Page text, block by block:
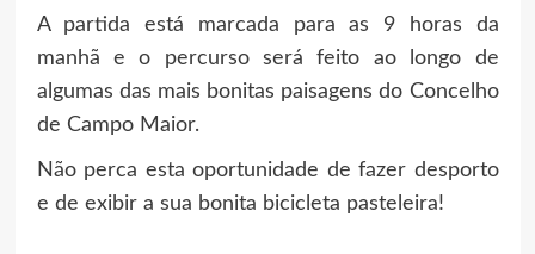
A partida está marcada para as 9 horas da
manhã e o percurso será feito ao longo de
algumas das mais bonitas paisagens do Concelho
de Campo Maior.
Não perca esta oportunidade de fazer desporto
e de exibir a sua bonita bicicleta pasteleira!